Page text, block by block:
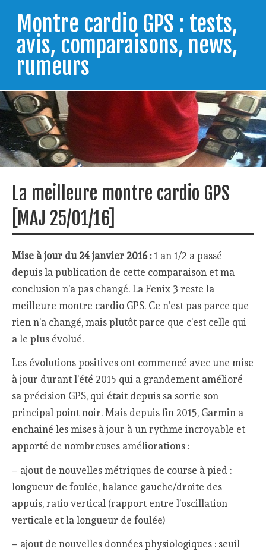
contentMontre cardio GPS : tests,
avis, comparaisons, news,
rumeurs
Testeur de montres GPS, je vous livre les clés pour
trouver celle qui répondra à vos besoins et
comprendre comment bien l'utiliser.
La meilleure montre cardio GPS
[MAJ 25/01/16]
Mise à jour du 24 janvier 2016 :1 an 1/2 a passé
depuis la publication de cette comparaison et ma
conclusion n’a pas changé. La Fenix 3 reste la
meilleure montre cardio GPS. Ce n’est pas parce que
rien n’a changé, mais plutôt parce que c’est celle qui
a le plus évolué.
Les évolutions positives ont commencé avec une mise
à jour durant l’été 2015 qui a grandement amélioré
sa précision GPS, qui était depuis sa sortie son
principal point noir. Mais depuis fin 2015, Garmin a
enchainé les mises à jour à un rythme incroyable et
apporté de nombreuses améliorations :
– ajout de nouvelles métriques de course à pied :
longueur de foulée, balance gauche/droite des
appuis, ratio vertical (rapport entre l’oscillation
verticale et la longueur de foulée)
– ajout de nouvelles données physiologiques : seuil